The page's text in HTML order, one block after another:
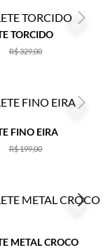
TORCIDO
R$329,00
FINO EIRA
R$199,00
METAL CROCO